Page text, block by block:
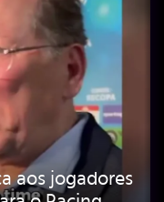
aos jogadores